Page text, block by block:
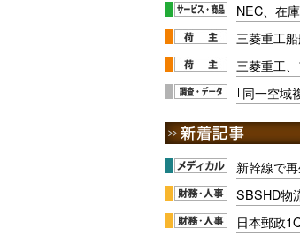
NEC、在
三菱重工
三菱重工
｢同一空域
新幹線で
SBSHD物
日本郵政